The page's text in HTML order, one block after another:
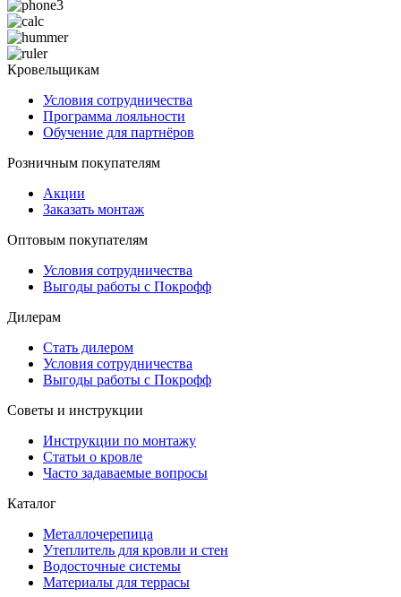
Кровельщикам
Условия сотрудничества
Программа лояльности
Обучение для партнёров
Розничным покупателям
Акции
Заказать монтаж
Оптовым покупателям
Условия сотрудничества
Выгоды работы с Покрофф
Дилерам
Стать дилером
Условия сотрудничества
Выгоды работы с Покрофф
Советы и инструкции
Инструкции по монтажу
Статьи о кровле
Часто задаваемые вопросы
Каталог
Металлочерепица
Утеплитель для кровли и стен
Водосточные системы
Материалы для террасы